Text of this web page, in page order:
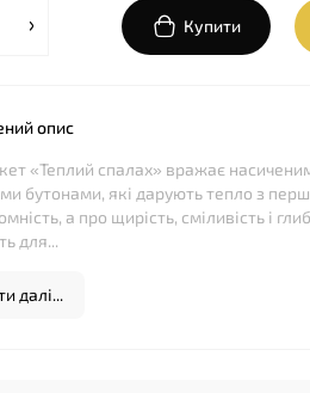
Купити
опис
«Теплий спалах» вражає
бутонами, які дарують тепло з
а про щирість, сміливість і
для...
далі...